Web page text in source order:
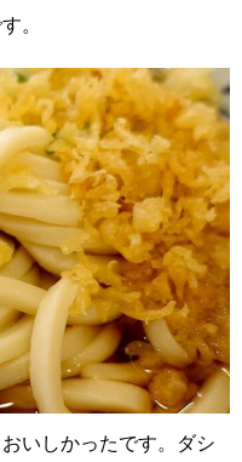
。
いしかったです。ダシ